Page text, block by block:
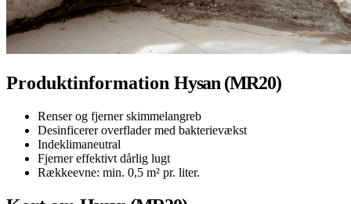
Produktinformation Hysan (MR20)
Renser og fjerner skimmelangreb
Desinficerer overflader med bakterievækst
Indeklimaneutral
Fjerner effektivt dårlig lugt
Rækkeevne: min. 0,5 m² pr. liter.